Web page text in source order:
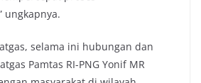
ungkapnya.
selama ini hubungan dan
Pamtas RI-PNG Yonif MR